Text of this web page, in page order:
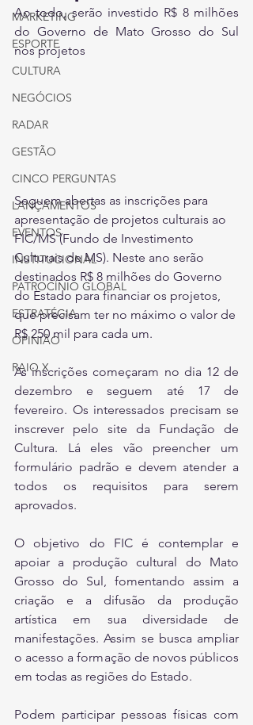
MARKETING
ESPORTE
CULTURA
NEGÓCIOS
RADAR
GESTÃO
CINCO PERGUNTAS
LANÇAMENTOS
EVENTOS
INSTITUCIONAL
PATROCÍNIO GLOBAL
ESTRATÉGIA
OPINIÃO
RAIO X
Ao todo, serão investido R$ 8 milhões
do Governo de Mato Grosso do Sul
nos projetos
Seguem abertas as inscrições para
apresentação de projetos culturais ao
FIC/MS (Fundo de Investimento
Culturais de MS). Neste ano serão
destinados R$ 8 milhões do Governo
do Estado para financiar os projetos,
que precisam ter no máximo o valor de
R$ 250 mil para cada um.
As inscrições começaram no dia 12 de
dezembro e seguem até 17 de
fevereiro. Os interessados precisam se
inscrever pelo site da Fundação de
Cultura. Lá eles vão preencher um
formulário padrão e devem atender a
todos os requisitos para serem
aprovados.
O objetivo do FIC é contemplar e
apoiar a produção cultural do Mato
Grosso do Sul, fomentando assim a
criação e a difusão da produção
artística em sua diversidade de
manifestações. Assim se busca ampliar
o acesso a formação de novos públicos
em todas as regiões do Estado.
Podem participar pessoas físicas com